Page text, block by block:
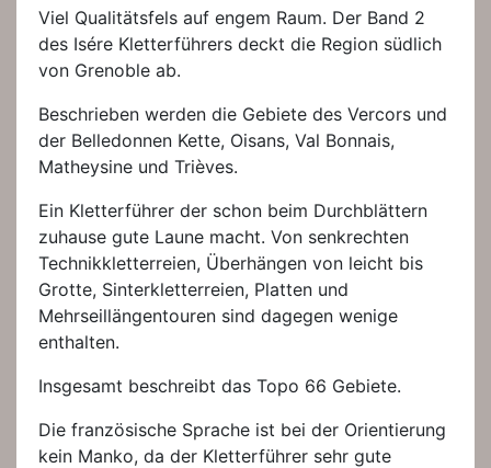
Viel Qualitätsfels auf engem Raum. Der Band 2
des Isére Kletterführers deckt die Region südlich
von Grenoble ab.
Beschrieben werden die Gebiete des Vercors und
der Belledonnen Kette, Oisans, Val Bonnais,
Matheysine und Trièves.
Ein Kletterführer der schon beim Durchblättern
zuhause gute Laune macht. Von senkrechten
Technikkletterreien, Überhängen von leicht bis
Grotte, Sinterkletterreien, Platten und
Mehrseillängentouren sind dagegen wenige
enthalten.
Insgesamt beschreibt das Topo 66 Gebiete.
Die französische Sprache ist bei der Orientierung
kein Manko, da der Kletterführer sehr gute